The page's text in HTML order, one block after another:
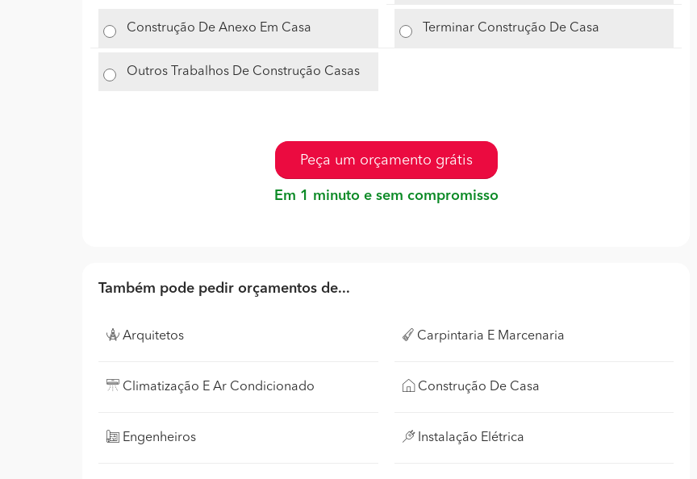
Construção De Anexo Em Casa Terminar Construção De Casa
Outros Trabalhos De Construção Casas
Peça um orçamento grátis
Em 1 minuto e sem compromisso
Também pode pedir orçamentos de...
Arquitetos Carpintaria E Marcenaria
Climatização E Ar Condicionado Construção De Casa
Engenheiros Instalação Elétrica